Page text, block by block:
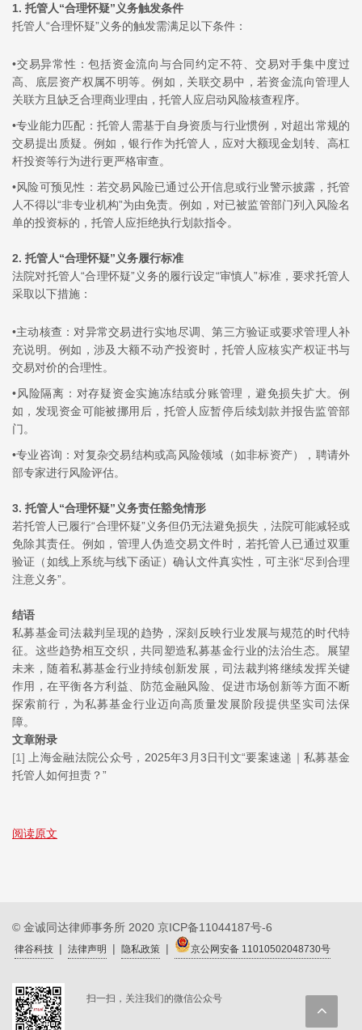
1. 托管人“合理怀疑”义务触发条件
托管人“合理怀疑”义务的触发需满足以下条件：
•交易异常性：包括资金流向与合同约定不符、交易对手集中度过
高、底层资产权属不明等。例如，关联交易中，若资金流向管理人
关联方且缺乏合理商业理由，托管人应启动风险核查程序。
•专业能力匹配：托管人需基于自身资质与行业惯例，对超出常规的
交易提出质疑。例如，银行作为托管人，应对大额现金划转、高杠
杆投资等行为进行更严格审查。
•风险可预见性：若交易风险已通过公开信息或行业警示披露，托管
人不得以“非专业机构”为由免责。例如，对已被监管部门列入风险名
单的投资标的，托管人应拒绝执行划款指令。
2. 托管人“合理怀疑”义务履行标准
法院对托管人“合理怀疑”义务的履行设定“审慎人”标准，要求托管人
采取以下措施：
•主动核查：对异常交易进行实地尽调、第三方验证或要求管理人补
充说明。例如，涉及大额不动产投资时，托管人应核实产权证书与
交易对价的合理性。
•风险隔离：对存疑资金实施冻结或分账管理，避免损失扩大。例
如，发现资金可能被挪用后，托管人应暂停后续划款并报告监管部
门。
•专业咨询：对复杂交易结构或高风险领域（如非标资产），聘请外
部专家进行风险评估。
3. 托管人“合理怀疑”义务责任豁免情形
若托管人已履行“合理怀疑”义务但仍无法避免损失，法院可能减轻或
免除其责任。例如，管理人伪造交易文件时，若托管人已通过双重
验证（如线上系统与线下函证）确认文件真实性，可主张“尽到合理
注意义务”。
结语
私募基金司法裁判呈现的趋势，深刻反映行业发展与规范的时代特
征。这些趋势相互交织，共同塑造私募基金行业的法治生态。展望
未来，随着私募基金行业持续创新发展，司法裁判将继续发挥关键
作用，在平衡各方利益、防范金融风险、促进市场创新等方面不断
探索前行，为私募基金行业迈向高质量发展阶段提供坚实司法保
障。
文章附录
[1]
上海金融法院公众号，2025年3月3日刊文“要案速递｜私募基金
托管人如何担责？”
阅读原文
© 金诚同达律师事务所 2020 京ICP备11044187号-6
律谷科技 | 法律声明 | 隐私政策 | 京公网安备 11010502048730号
扫一扫，关注我们的微信公众号